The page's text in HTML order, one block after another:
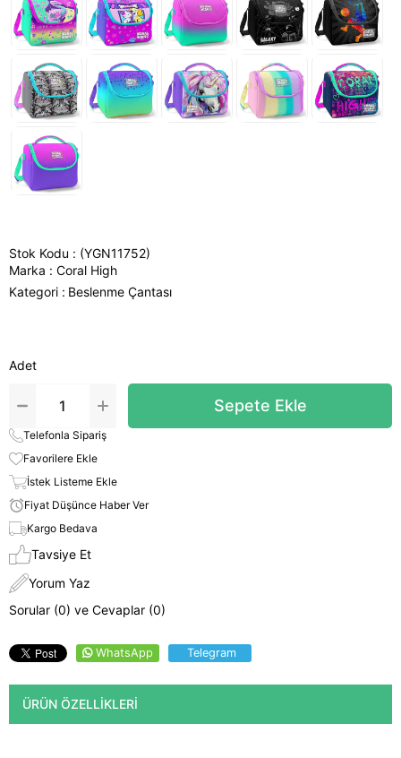
Stok Kodu
(YGN11752)
Marka : Coral High
Kategori : Beslenme Çantası
Adet
Telefonla Sipariş
Favorilere Ekle
İstek Listeme Ekle
Fiyat Düşünce Haber Ver
Kargo Bedava
Tavsiye Et
Yorum Yaz
Sorular (0) ve Cevaplar (0)
WhatsApp Telegram
ÜRÜN ÖZELLIKLERI